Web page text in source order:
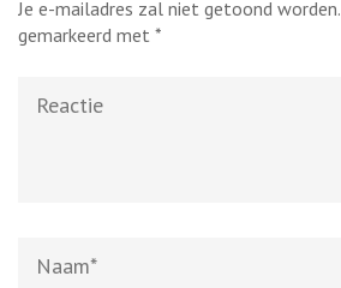
Je e-mailadres zal niet getoond worden.
gemarkeerd met *